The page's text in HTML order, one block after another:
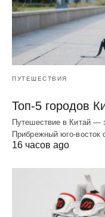
ПУТЕШЕСТВИЯ
Топ-5 городов
Путешествие в Китай —
Прибрежный юго-восток
16 часов ago